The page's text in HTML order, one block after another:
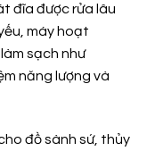
đĩa được rửa lâu
máy hoạt
sạch như
năng lượng và
đồ sành sứ, thủy